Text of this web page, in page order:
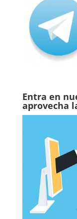
Entra en
aprovecha